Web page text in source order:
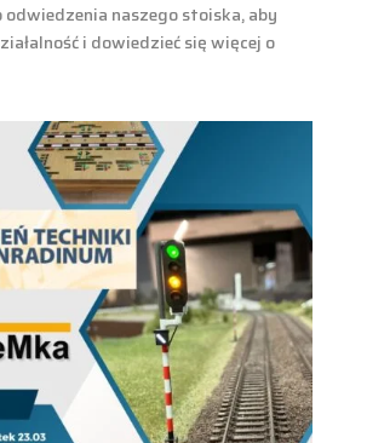
naszego stoiska, aby
i dowiedzieć się więcej o